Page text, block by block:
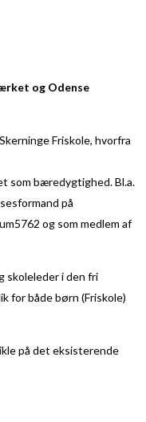
og Odense
Friskole, hvorfra
som bæredygtighed. Bl.a.
på
og som medlem af
skoleleder i den fri
for både børn (Friskole)
på det eksisterende